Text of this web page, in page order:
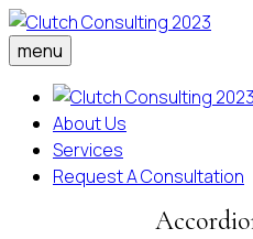
menu
About Us
Services
Request A Consultation